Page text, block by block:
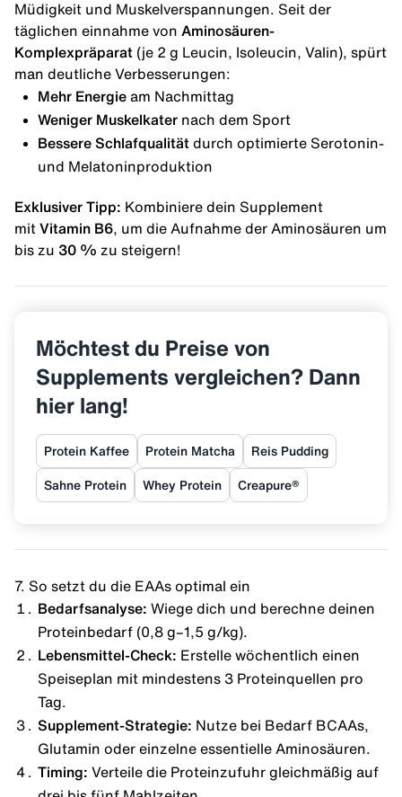
Müdigkeit und Muskelverspannungen. Seit der
täglichen einnahme von Aminosäuren-
Komplexpräparat (je 2 g Leucin, Isoleucin, Valin), spürt
man deutliche Verbesserungen:
Mehr Energieam Nachmittag
Weniger Muskelkaternach dem Sport
Bessere Schlafqualitätdurch optimierte Serotonin-
und Melatoninproduktion
Exklusiver Tipp: Kombiniere dein Supplement
mit Vitamin B6 , um die Aufnahme der Aminosäuren um
bis zu 30 % zu steigern!
Möchtest du Preise von
Supplements vergleichen? Dann
hier lang!
Protein Kaffee Protein Matcha Reis Pudding
Sahne Protein Whey Protein Creapure®
7. So setzt du die EAAs optimal ein
Bedarfsanalyse: Wiege dich und berechne deinen
Proteinbedarf (0,8 g–1,5 g/kg).
Lebensmittel-Check: Erstelle wöchentlich einen
Speiseplan mit mindestens 3 Proteinquellen pro
Tag.
Supplement-Strategie: Nutze bei Bedarf BCAAs,
Glutamin oder einzelne essentielle Aminosäuren.
Timing: Verteile die Proteinzufuhr gleichmäßig auf